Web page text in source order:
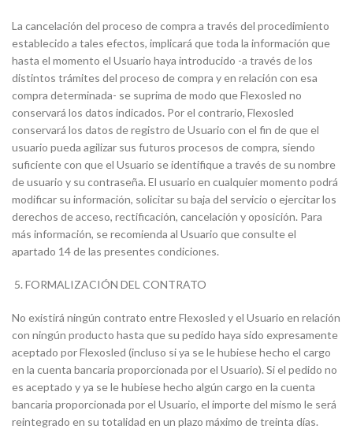
La cancelación del proceso de compra a través del procedimiento
establecido a tales efectos, implicará que toda la información que
hasta el momento el Usuario haya introducido -a través de los
distintos trámites del proceso de compra y en relación con esa
compra determinada- se suprima de modo que Flexosled no
conservará los datos indicados. Por el contrario, Flexosled
conservará los datos de registro de Usuario con el fin de que el
usuario pueda agilizar sus futuros procesos de compra, siendo
suficiente con que el Usuario se identifique a través de su nombre
de usuario y su contraseña. El usuario en cualquier momento podrá
modificar su información, solicitar su baja del servicio o ejercitar los
derechos de acceso, rectificación, cancelación y oposición. Para
más información, se recomienda al Usuario que consulte el
apartado 14 de las presentes condiciones.
FORMALIZACIÓN DEL CONTRATO
No existirá ningún contrato entre Flexosled y el Usuario en relación
con ningún producto hasta que su pedido haya sido expresamente
aceptado por Flexosled (incluso si ya se le hubiese hecho el cargo
en la cuenta bancaria proporcionada por el Usuario). Si el pedido no
es aceptado y ya se le hubiese hecho algún cargo en la cuenta
bancaria proporcionada por el Usuario, el importe del mismo le será
reintegrado en su totalidad en un plazo máximo de treinta días.